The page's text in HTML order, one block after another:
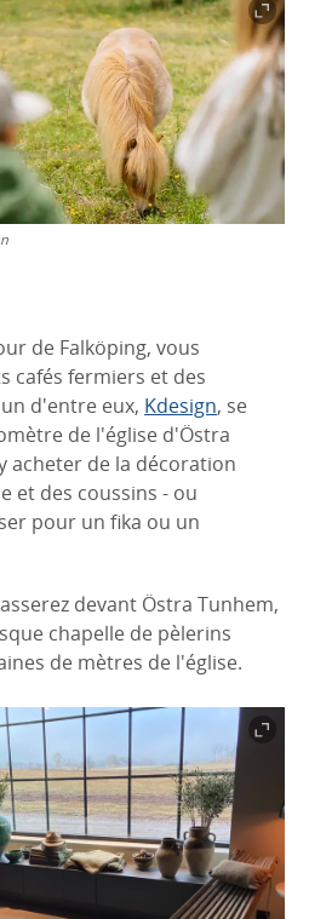
de Falköping, vous
cafés fermiers et des
d'entre eux, Kdesign, se
de l'église d'Östra
acheter de la décoration
et des coussins - ou
pour un fika ou un
devant Östra Tunhem,
chapelle de pèlerins
de mètres de l'église.